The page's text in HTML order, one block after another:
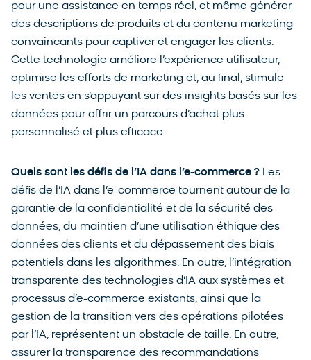
pour une assistance en temps réel, et même générer
des descriptions de produits et du contenu marketing
convaincants pour captiver et engager les clients.
Cette technologie améliore l’expérience utilisateur,
optimise les efforts de marketing et, au final, stimule
les ventes en s’appuyant sur des insights basés sur les
données pour offrir un parcours d’achat plus
personnalisé et plus efficace.
Quels sont les défis de l’IA dans l’e-commerce ? Les
défis de l’IA dans l’e-commerce tournent autour de la
garantie de la confidentialité et de la sécurité des
données, du maintien d’une utilisation éthique des
données des clients et du dépassement des biais
potentiels dans les algorithmes. En outre, l’intégration
transparente des technologies d’IA aux systèmes et
processus d’e-commerce existants, ainsi que la
gestion de la transition vers des opérations pilotées
par l’IA, représentent un obstacle de taille. En outre,
assurer la transparence des recommandations